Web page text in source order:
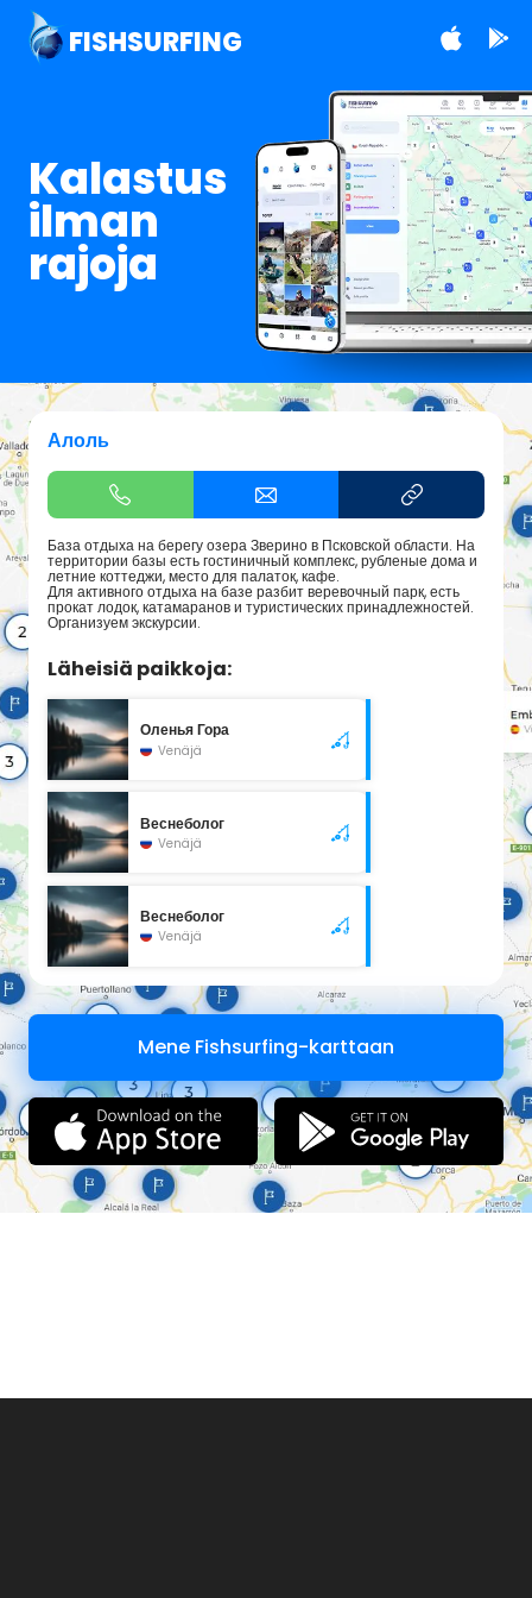
FISHSURFING
Kalastus
ilman
rajoja
Алоль
База отдыха на берегу озера Зверино в Псковской области. На
территории базы есть гостиничный комплекс, рубленые дома и
летние коттеджи, место для палаток, кафе.
Для активного отдыха на базе разбит веревочный парк, есть
прокат лодок, катамаранов и туристических принадлежностей.
Организуем экскурсии.
Läheisiä paikkoja:
Оленья Гора
Venäjä
Веснеболог
Venäjä
Веснеболог
Venäjä
Mene Fishsurfing-karttaan